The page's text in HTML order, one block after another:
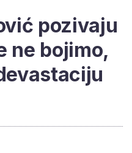
pozivaju
ne bojimo,